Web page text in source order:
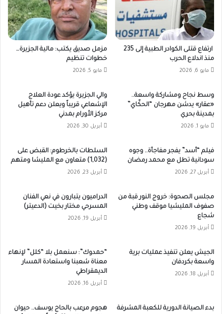
ارتفاع قتلى الكوادر الطبية إلى 235
منذ اندلاع الحرب
مايو 6, 2026
مزمل صديق يكتب: مالية الجزيرة…
خطوات تنظيم
مايو 5, 2026
وسط نجاح ومشاركة واسعة..
«عقار» يدشن مهرجان “الحكّاي”
بمدينة بحري
مايو 1, 2026
والي الجزيرة يؤكد عودة العلاج
الإشعاعي قريباً ويعلن دعم تأهيل
مركز الأورام بمدني
أبريل 30, 2026
فيلم “أسد” يفجر مفاجأة.. وجوه
سودانية تطل مع محمد رمضان
أبريل 27, 2026
السلطات بالخرطوم: القبض على
(1,032) متعاون مع المليشا ومتهم
أبريل 23, 2026
مجلس الصحوة: خروج النور قبة من
صفوف المليشيا موقف وطني
شجاع
أبريل 19, 2026
الدراميون يتبارون في نعي الفنان
المسرحي مختار بخيت (الدعيتر)
أبريل 19, 2026
الجيش يعلن تنفيذ عمليات برية
واسعة بكردفان
أبريل 18, 2026
“حمدوك”: سنعمل بلا “كلل” لإنهاء
معناة شعبنا واستعادة المسار
الديمقراطي
أبريل 16, 2026
بدء الصيانة الدورية للكعبة المشرفة
هجوم مرعب بالحاج يوسف.. حيوان